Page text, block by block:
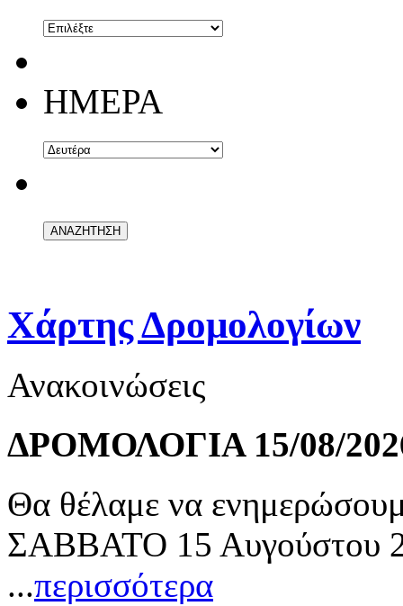
ΗΜΕΡΑ
Χάρτης Δρομολογίων
Ανακοινώσεις
ΔΡΟΜΟΛΟΓΙΑ 15/08/
Θα θέλαμε να
ΣΑΒΒΑΤΟ 15 Αυγούστου
...περισσότερα